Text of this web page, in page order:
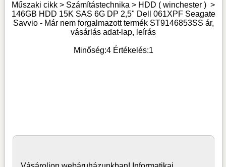
Műszaki cikk > Számítástechnika > HDD ( winchester ) >
146GB HDD 15K SAS 6G DP 2,5" Dell 061XPF Seagate
Savvio - Már nem forgalmazott termék ST9146853SS ár,
vásárlás adat-lap, leírás
Minőség:4Értékelés:1